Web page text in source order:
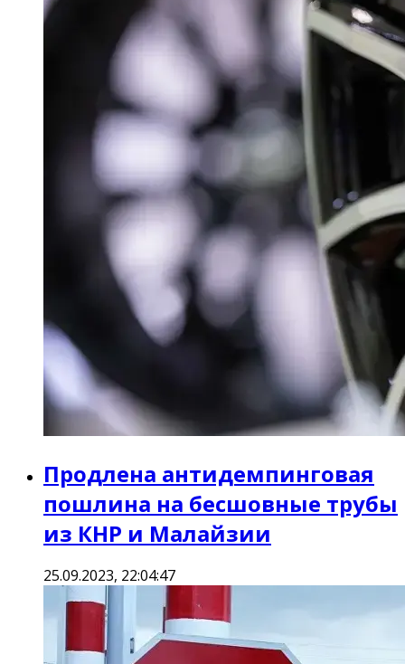
Продлена антидемпинговая
пошлина на бесшовные трубы
из КНР и Малайзии
25.09.2023, 22:04:47